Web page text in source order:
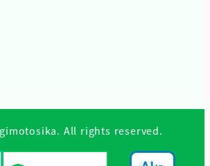
All rights reserved.